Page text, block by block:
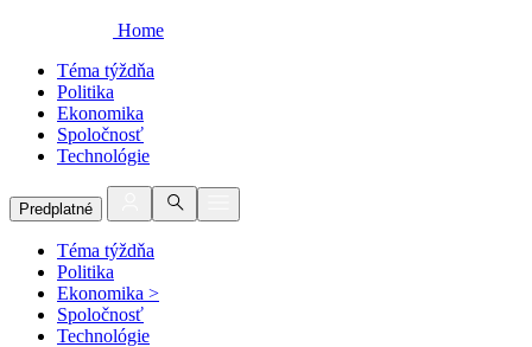
Home
Téma týždňa
Politika
Ekonomika
Spoločnosť
Technológie
Predplatné
Téma týždňa
Politika
Ekonomika >
Spoločnosť
Technológie